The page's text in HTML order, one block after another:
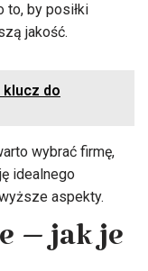
to, by posiłki
jakość.
klucz do
wybrać firmę,
idealnego
aspekty.
– jak je